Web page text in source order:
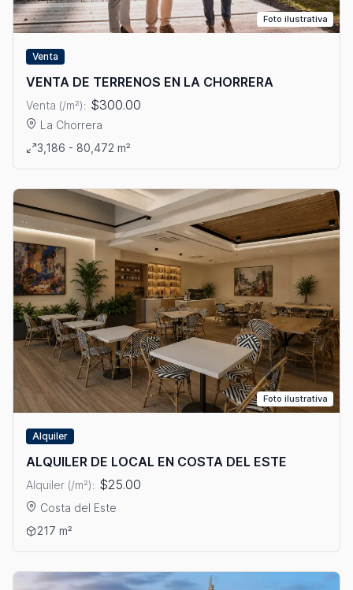
Foto ilustrativa
Venta
VENTA DE TERRENOS EN LA CHORRERA
Venta (/m²): $300.00
La Chorrera
Ver detalles: VENTA DE TERRENOS EN LA CHORRERA
3,186 - 80,472 m²
Foto ilustrativa
Alquiler
ALQUILER DE LOCAL EN COSTA DEL ESTE
Alquiler (/m²): $25.00
Costa del Este
Ver detalles: ALQUILER DE LOCAL EN COSTA DEL ESTE
217 m²